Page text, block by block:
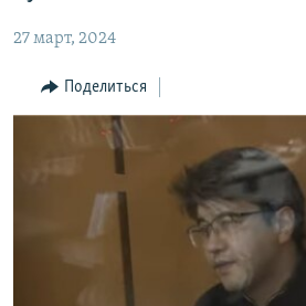
Вернутся
поиску
МИГРАНТ МЕДИА
27 март, 2024
Поделиться